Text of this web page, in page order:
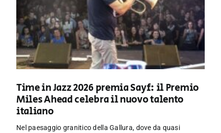
Time in Jazz 2026 premia Sayf: il Premio
Miles Ahead celebra il nuovo talento
italiano
Nel paesaggio granitico della Gallura, dove da quasi